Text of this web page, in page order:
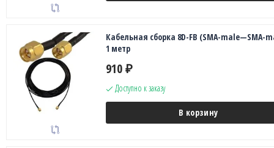
Кабельная сборка 8D-FB (SMA-male—SMA-
1 метр
910 ₽
Доступно к заказу
В корзину